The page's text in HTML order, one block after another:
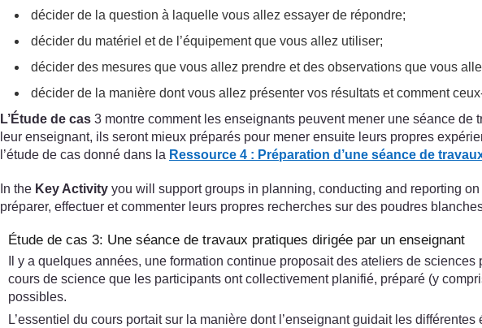
décider de la question à laquelle vous allez essayer de répondre;
décider du matériel et de l’équipement que vous allez utiliser;
décider des mesures que vous allez prendre et des observations que vous
décider de la manière dont vous allez présenter vos résultats et comment
L’Étude de cas 3 montre comment les enseignants peuvent mener une séance
leur enseignant, ils seront mieux préparés pour mener ensuite leurs propres
l’étude de cas donné dans la Ressource 4 : Préparation d’une séance de
In the Key Activity you will support groups in planning, conducting and reporting
préparer, effectuer et commenter leurs propres recherches sur des poudres
Étude de cas 3: Une séance de travaux pratiques dirigée par un enseignant
Il y a quelques années, une formation continue proposait des ateliers de
cours de science que les participants ont collectivement planifié, préparé (y
possibles.
L’essentiel du cours portait sur la manière dont l’enseignant guidait les